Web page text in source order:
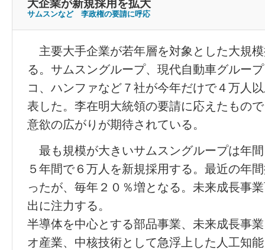
大企業が新規採用を拡大
サムスンなど 李政権の要請に呼応
主要大手企業が若年層を対象とした大規
る。サムスングループ、現代自動車グルー
コ、ハンファなど７社が今年だけで４万人
表した。李在明大統領の要請に応えたもの
意欲の広がりが期待されている。
最も規模が大きいサムスングループは年
５年間で６万人を新規採用する。最近の年
ったが、毎年２０％増となる。未来成長事
出に注力する。
半導体を中心とする部品事業、未来成長事
オ産業、中核技術として急浮上した人工知